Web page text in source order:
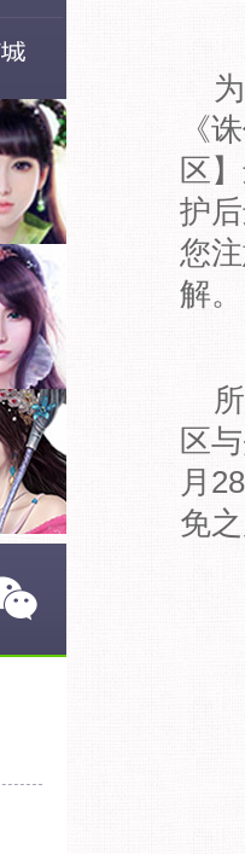
《
区
护
您
解。
区
月
免